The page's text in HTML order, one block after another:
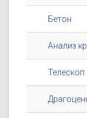
Бетон
Анализ
Телескоп